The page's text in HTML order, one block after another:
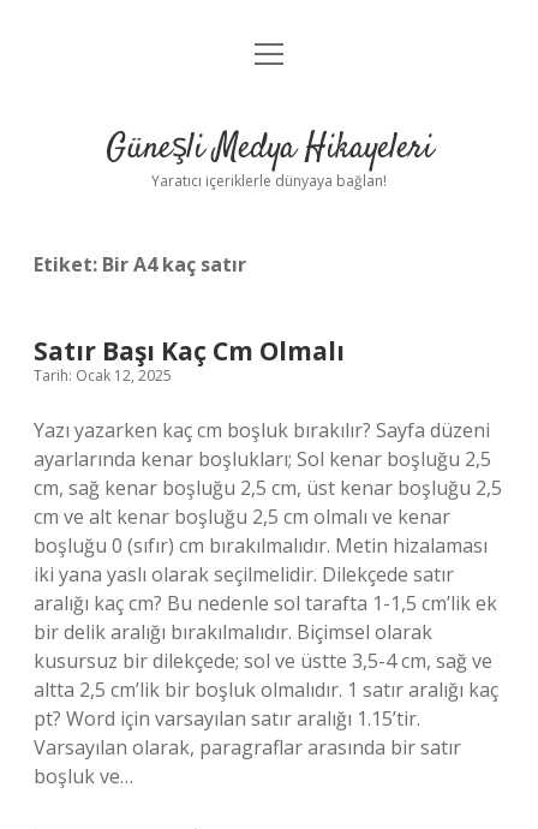
Anasayfa
Yasal Uyarı
menüyü
Güneşli Medya Hikayeleri
Yaratıcı içeriklerle dünyaya bağlan!
Etiket: Bir A4 kaç satır
Satır Başı Kaç Cm Olmalı
Tarih: Ocak 12, 2025
Yazı yazarken kaç cm boşluk bırakılır? Sayfa düzeni
ayarlarında kenar boşlukları; Sol kenar boşluğu 2,5
cm, sağ kenar boşluğu 2,5 cm, üst kenar boşluğu 2,5
cm ve alt kenar boşluğu 2,5 cm olmalı ve kenar
boşluğu 0 (sıfır) cm bırakılmalıdır. Metin hizalaması
iki yana yaslı olarak seçilmelidir. Dilekçede satır
aralığı kaç cm? Bu nedenle sol tarafta 1-1,5 cm’lik ek
bir delik aralığı bırakılmalıdır. Biçimsel olarak
kusursuz bir dilekçede; sol ve üstte 3,5-4 cm, sağ ve
altta 2,5 cm’lik bir boşluk olmalıdır. 1 satır aralığı kaç
pt? Word için varsayılan satır aralığı 1.15’tir.
Varsayılan olarak, paragraflar arasında bir satır
boşluk ve…